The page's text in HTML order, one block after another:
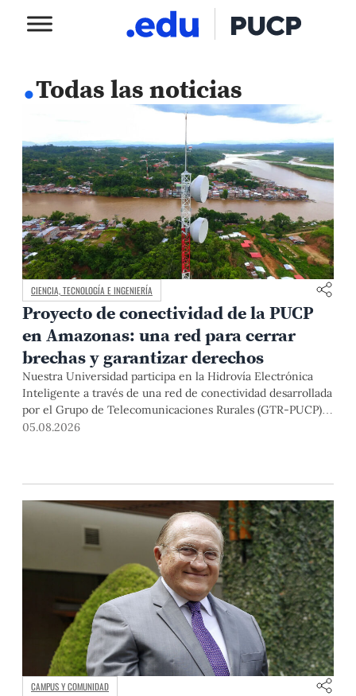
.Todas las noticias
CIENCIA, TECNOLOGÍA E INGENIERÍA
Proyecto de conectividad de la PUCP
en Amazonas: una red para cerrar
brechas y garantizar derechos
Nuestra Universidad participa en la Hidrovía Electrónica
Inteligente a través de una red de conectividad desarrollada
por el Grupo de Telecomunicaciones Rurales (GTR-PUCP)
desde el 2018. En esta nota repasamos cómo ha sido el
05.08.2026
CAMPUS Y COMUNIDAD